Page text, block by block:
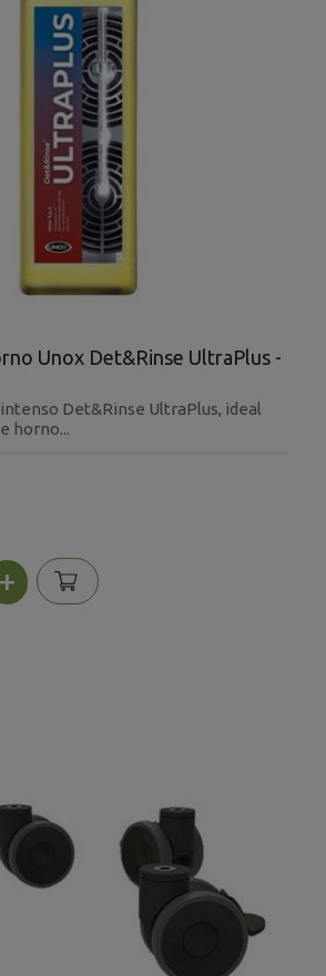
Unox Det&Rinse UltraPlus -
Det&Rinse UltraPlus, ideal
horno...
+